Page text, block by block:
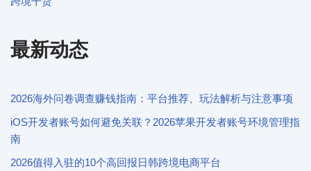
最新动态
2026海外问卷调查赚钱指南：平台推荐、玩法解析与注意事项
iOS开发者账号如何避免关联？2026苹果开发者账号环境管理指
南
2026值得入驻的10个高回报日韩跨境电商平台